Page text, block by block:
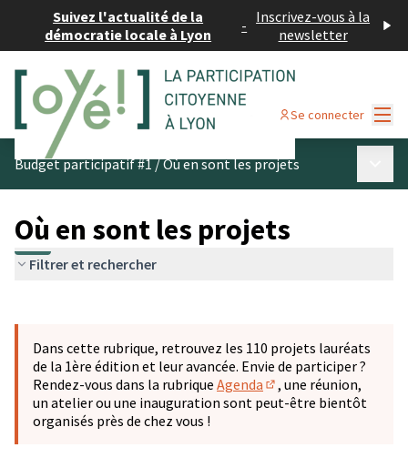
Suivez l'actualité de la
démocratie locale à Lyon
- Inscrivez-vous à la
newsletter
Se connecter
Budget participatif #1/Où en sont les projets
Où en sont les projets
Filtrer et rechercher
−
Dans cette rubrique, retrouvez les 110 projets lauréats
de la 1ère édition et leur avancée. Envie de participer ?
Rendez-vous dans la rubrique Agenda
(S'ouvre dans un
, une réunion,
un atelier ou une inauguration sont peut-être bientôt
organisés près de chez vous !